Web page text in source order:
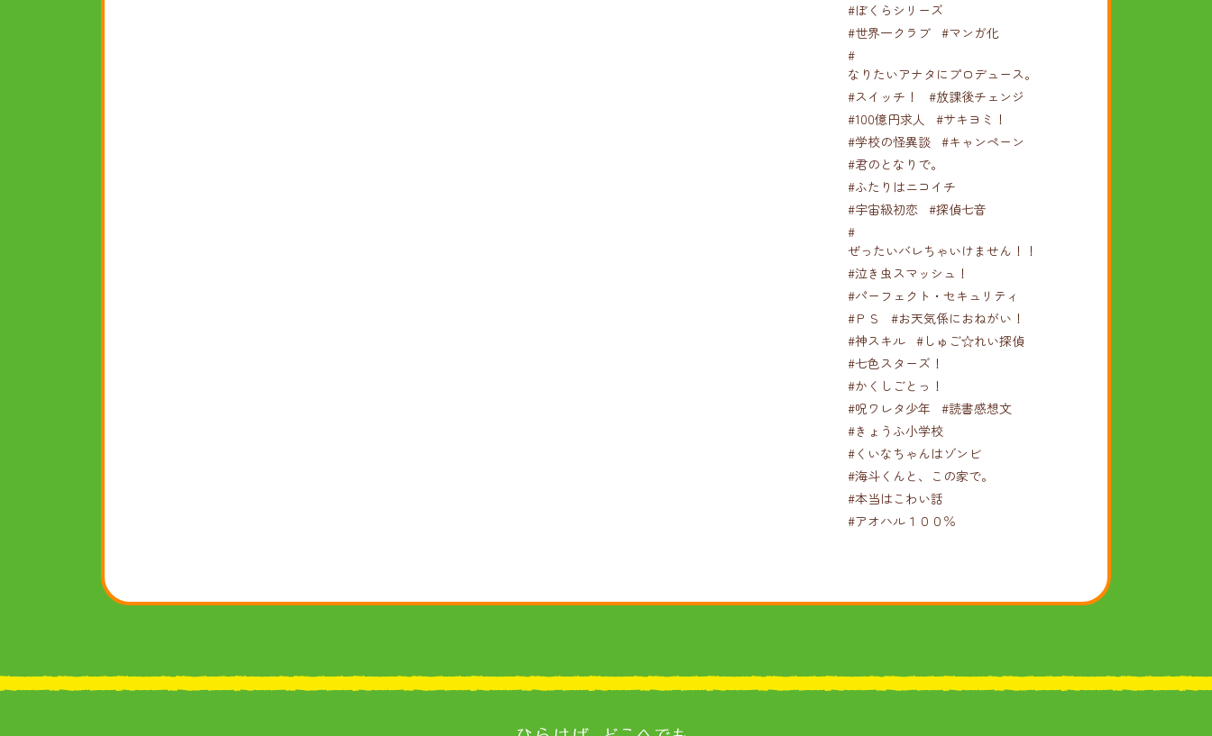
#ぼくらシリーズ
#世界一クラブ #マンガ化
#
なりたいアナタにプロデュース。
#スイッチ！
#放課後チェンジ
#100億円求人
#サキヨミ！
#学校の怪異談 #キャンペーン
#君のとなりで。
#ふたりはニコイチ
#宇宙級初恋 #探偵七音
#
ぜったいバレちゃいけません！！！
#泣き虫スマッシュ！
#パーフェクト・セキュリティ
#ＰＳ
#お天気係におねがい！
#神スキル #しゅご☆れい探偵
#七色スターズ！
#かくしごとっ！
#呪ワレタ少年
#読書感想文
#きょうふ小学校
#くいなちゃんはゾンビ
#海斗くんと、この家で。
#本当はこわい話
#アオハル１００％